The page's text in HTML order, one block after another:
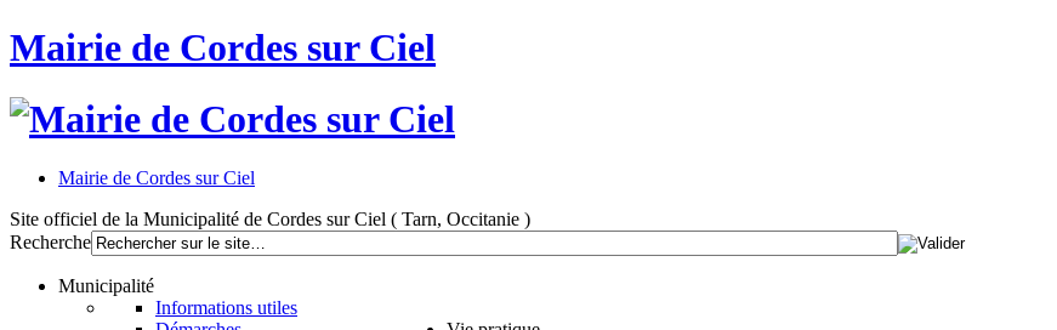
Mairie de Cordes sur Ciel
Mairie de Cordes sur Ciel
Site officiel de la Municipalité de Cordes sur Ciel ( Tarn, Occitanie )
Recherche
Municipalité
Informations utiles